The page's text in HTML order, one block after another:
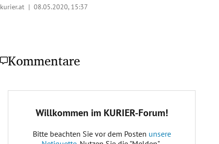
kurier.at | 08.05.2020, 15:37
Kommentare